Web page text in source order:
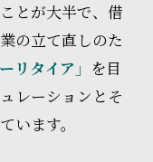
とが大半で、借
の立て直しのた
リタイア」 を目
レーションとそ
います。